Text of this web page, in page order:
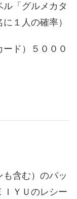
「グルメカタ
１人の確率）
ド）５０００
含む）のパッ
ＹＵのレシー